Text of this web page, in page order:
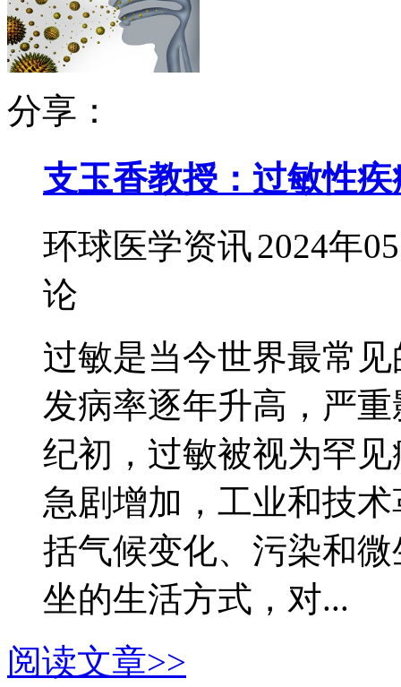
分享：
支玉香教授：过敏性
环球医学资讯2024年
论
过敏是当今世界最常
发病率逐年升高，严
纪初，过敏被视为罕
急剧增加，工业和技
括气候变化、污染和
坐的生活方式，对...
阅读文章>>